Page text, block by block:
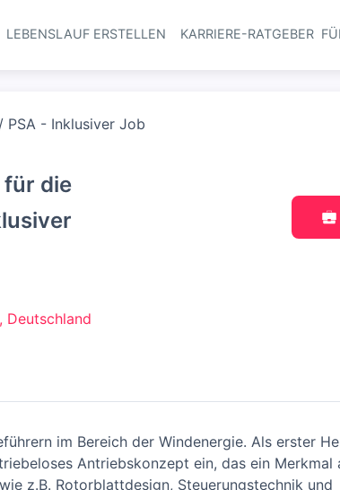
Haupt-Navigation
LEBENSLAUF ERSTELLEN KARRIERE-RATGEBER
PSA - Inklusiver Job
die
Deutschland
im Bereich der Windenergie. Als erster
Antriebskonzept ein, das ein Merkmal
z.B. Rotorblattdesign, Steuerungstechnik und